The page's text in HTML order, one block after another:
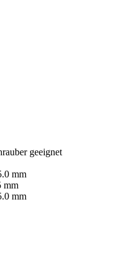
geeignet
mm
mm
mm